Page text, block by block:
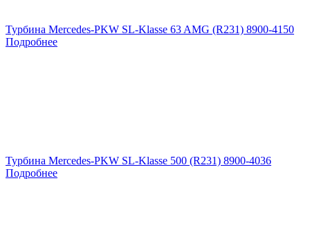
Турбина Mercedes-PKW SL-Klasse 63 AMG (R231) 8900-4150
Подробнее
Турбина Mercedes-PKW SL-Klasse 500 (R231) 8900-4036
Подробнее